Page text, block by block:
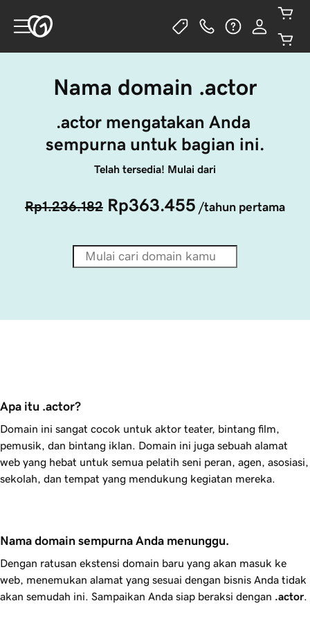
Nama domain .actor
.actor mengatakan Anda
sempurna untuk bagian ini.
Telah tersedia! Mulai dari
Rp1.236.182 Rp363.455 /tahun pertama
Apa itu .actor?
Domain ini sangat cocok untuk aktor teater, bintang film,
pemusik, dan bintang iklan. Domain ini juga sebuah alamat
web yang hebat untuk semua pelatih seni peran, agen, asosiasi,
sekolah, dan tempat yang mendukung kegiatan mereka.
Nama domain sempurna Anda menunggu.
Dengan ratusan ekstensi domain baru yang akan masuk ke
web, menemukan alamat yang sesuai dengan bisnis Anda tidak
akan semudah ini. Sampaikan Anda siap beraksi dengan .actor